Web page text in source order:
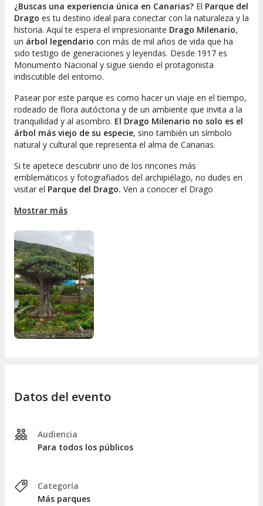
¿Buscas una experiencia única en Canarias? El Parque del
Drago es tu destino ideal para conectar con la naturaleza y la
historia. Aquí te espera el impresionante Drago Milenario,
un árbol legendario con más de mil años de vida que ha
sido testigo de generaciones y leyendas. Desde 1917 es
Monumento Nacional y sigue siendo el protagonista
indiscutible del entorno.
Pasear por este parque es como hacer un viaje en el tiempo,
rodeado de flora autóctona y de un ambiente que invita a la
tranquilidad y al asombro. El Drago Milenario no solo es el
árbol más viejo de su especie, sino también un símbolo
natural y cultural que representa el alma de Canarias.
Si te apetece descubrir uno de los rincones más
emblemáticos y fotografiados del archipiélago, no dudes en
visitar el Parque del Drago. Ven a conocer el Drago
este monumento natural, perfecto para una escapada
Mostrar más
Datos del evento
Audiencia
Para todos los públicos
Categoría
Más parques